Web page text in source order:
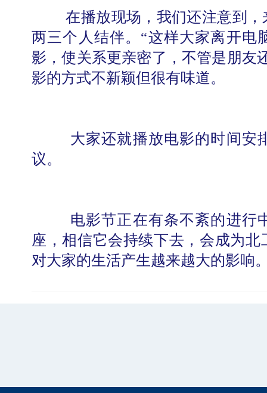
在播放现场，我们还注意到
两三个人结伴。“这样大家离开电
影，使关系更亲密了，不管是朋友
影的方式不新颖但很有味道。
大家还就播放电影的时间安
议。
电影节正在有条不紊的进行
座，相信它会持续下去，会成为
对大家的生活产生越来越大的影响
北工商光影——2025年冬天